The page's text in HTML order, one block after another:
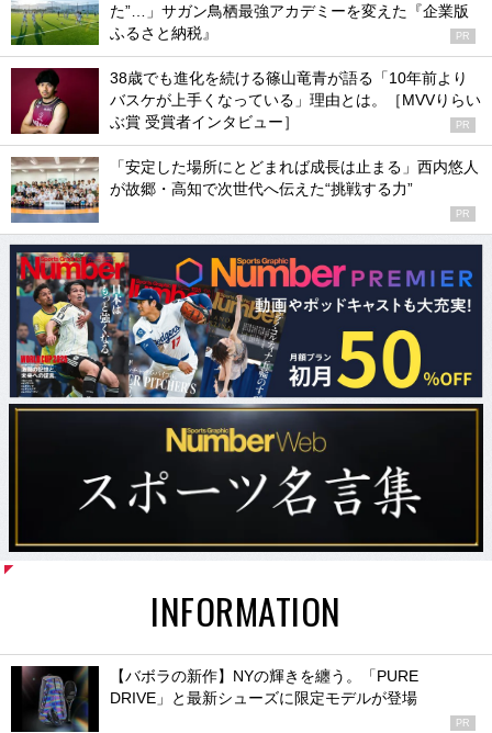
た”…」サガン鳥栖最強アカデミーを変えた『企業版
ふるさと納税』
PR
38歳でも進化を続ける篠山竜青が語る「10年前より
バスケが上手くなっている」理由とは。［MVVりらい
ぶ賞 受賞者インタビュー］
PR
「安定した場所にとどまれば成長は止まる」西内悠人
が故郷・高知で次世代へ伝えた“挑戦する力”
PR
INFORMATION
【バボラの新作】NYの輝きを纏う。「PURE
DRIVE」と最新シューズに限定モデルが登場
PR